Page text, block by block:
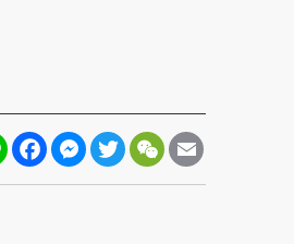
Line FacebookMessenger
TwitterWeChat